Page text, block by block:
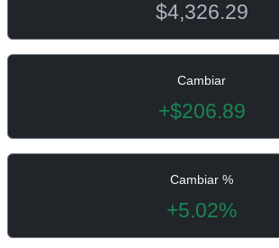
$4,326.29
Cambiar
+$206.89
Cambiar %
+5.02%